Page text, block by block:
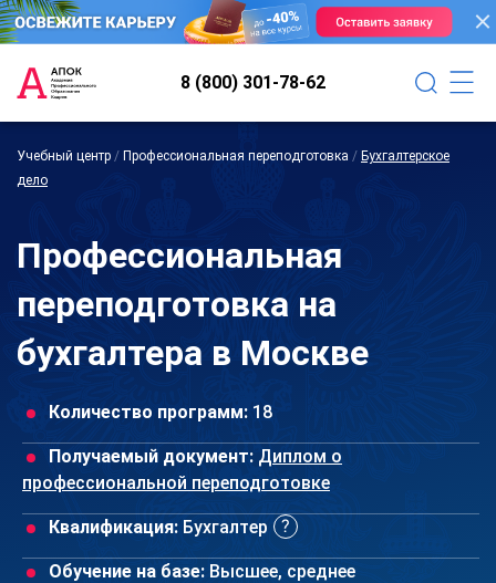
8 (800) 301-78-62
Учебный центр / Профессиональная переподготовка / Бухгалтерское
дело
Профессиональная
переподготовка на
бухгалтера в Москве
Количество программ: 18
Получаемый документ: Диплом о
профессиональной переподготовке
Квалификация: Бухгалтер
Обучение на базе: Высшее, среднее